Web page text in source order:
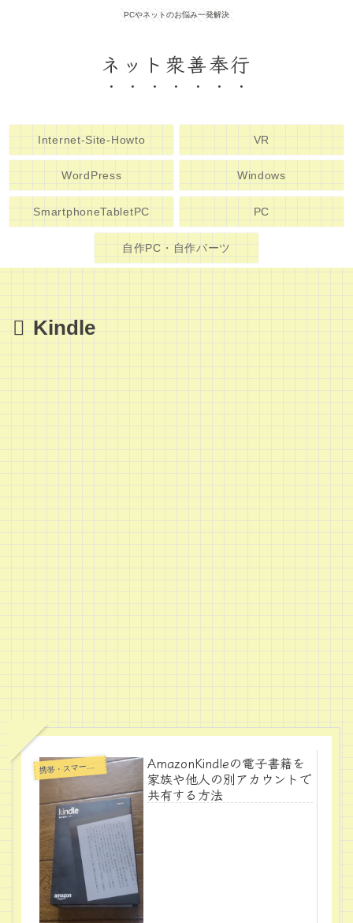
PCやネットのお悩み一発解決
ネット衆善奉行
Internet-Site-Howto VR
WordPress Windows
SmartphoneTabletPC PC
自作PC・自作パーツ
Kindle
携帯・スマートフォン・タブレットPC
AmazonKindleの電子書籍を
家族や他人の別アカウントで
共有する方法